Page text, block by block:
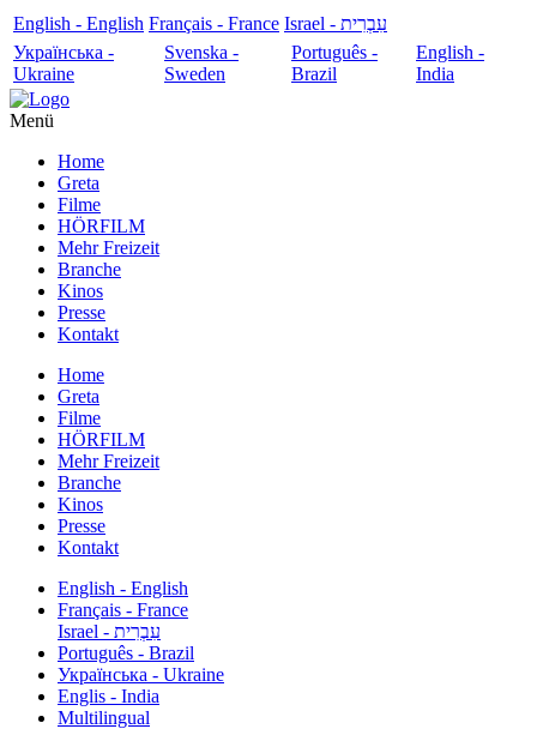
English - English Français - France
עִבְרִית - Israel
Українська -
Ukraine
Svenska -
Sweden
Português -
Brazil
English -
India
Menü
Home
Greta
Filme
HÖRFILM
Mehr Freizeit
Branche
Kinos
Presse
Kontakt
Home
Greta
Filme
HÖRFILM
Mehr Freizeit
Branche
Kinos
Presse
Kontakt
English - English
Français - France
עִבְרִית - Israel
Português - Brazil
Українська - Ukraine
Englis - India
Multilingual